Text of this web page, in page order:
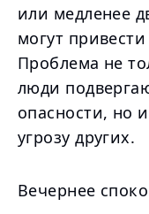
или медленее
могут
Проблема не
люди
опасности, но
угрозу других.
Вечернее